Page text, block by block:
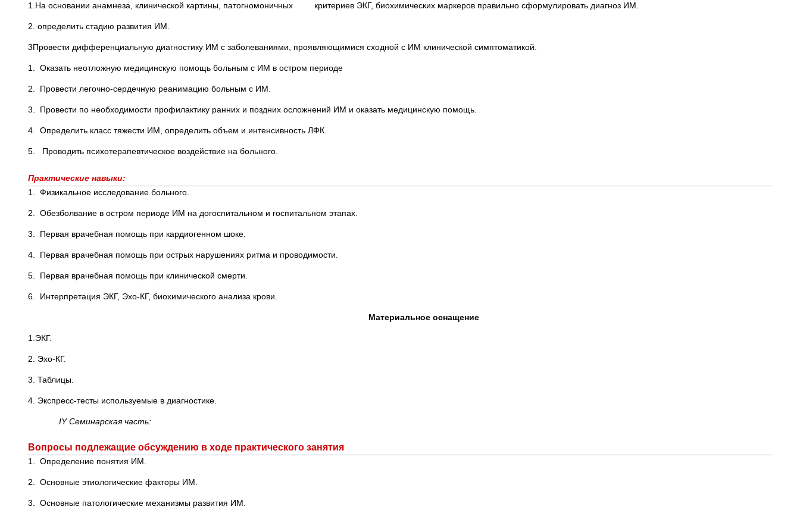
1.На основании анамнеза, клинической картины, патогномоничных критериев ЭКГ, биохимических маркеров правильно сформулировать диагноз ИМ.
2. определить стадию развития ИМ.
3Провести дифференциальную диагностику ИМ с заболеваниями, проявляющимися сходной с ИМ клинической симптоматикой.
1. Оказать неотложную медицинскую помощь больным с ИМ в остром периоде
2. Провести легочно-сердечную реанимацию больным с ИМ.
3. Провести по необходимости профилактику ранних и поздних осложнений ИМ и оказать медицинскую помощь.
4. Определить класс тяжести ИМ, определить объем и интенсивность ЛФК.
5. Проводить психотерапевтическое воздействие на больного.
Практические навыки:
1. Физикальное исследование больного.
2. Обезболвание в остром периоде ИМ на догоспитальном и госпитальном этапах.
3. Первая врачебная помощь при кардиогенном шоке.
4. Первая врачебная помощь при острых нарушениях ритма и проводимости.
5. Первая врачебная помощь при клинической смерти.
6. Интерпретация ЭКГ, Эхо-КГ, биохимического анализа крови.
Материальное оснащение
1.ЭКГ.
2. Эхо-КГ.
3. Таблицы.
4. Экспресс-тесты используемые в диагностике.
IYСеминарская часть:
Вопросы подлежащие обсуждению в ходе практического занятия
1. Определение понятия ИМ.
2. Основные этиологические факторы ИМ.
3. Основные патологические механизмы развития ИМ.